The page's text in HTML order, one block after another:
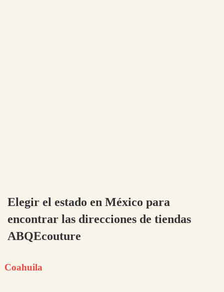
Elegir el estado en México para
encontrar las direcciones de tiendas
ABQEcouture
Coahuila